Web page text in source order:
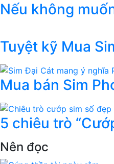
Nếu không
Tuyệt kỹ Mua
Mua bán Sim
5 chiêu trò
Nên đọc